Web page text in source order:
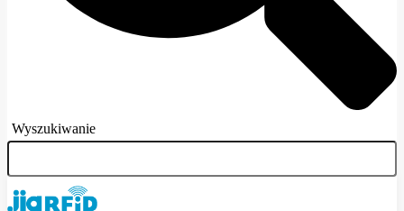
Wyszukiwanie